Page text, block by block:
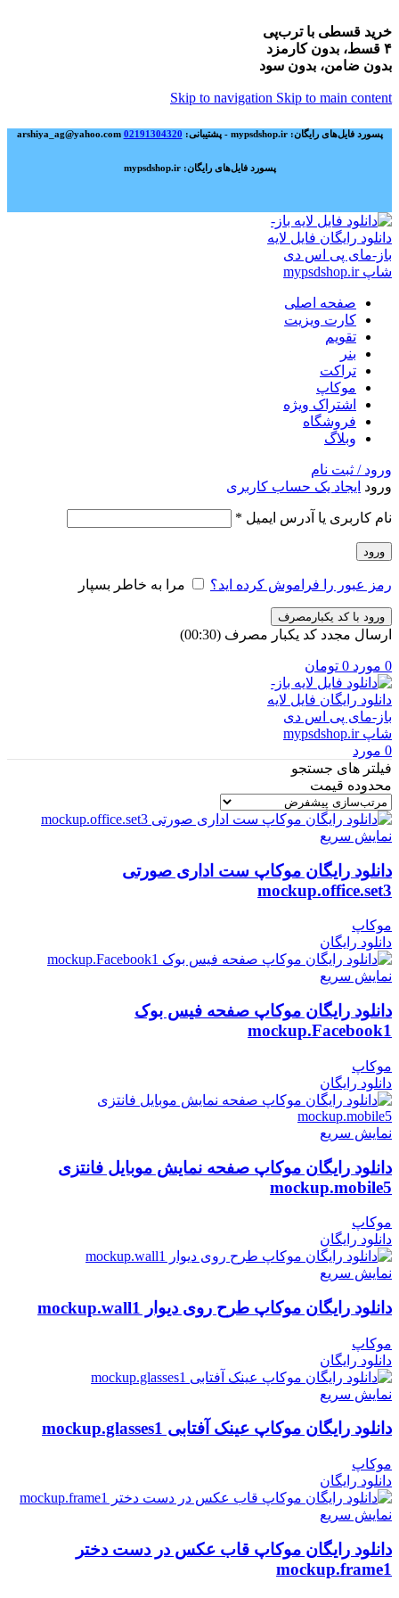
خرید قسطی با ترب‌پی
۴ قسط، بدون کارمزد
بدون ضامن، بدون سود
Skip to navigation Skip to main content
پسورد فایل‌های رایگان: mypsdshop.ir - پشتیبانی: arshiya_ag@yahoo.com 02191304320
پسورد فایل‌های رایگان: mypsdshop.ir
صفحه اصلی
کارت ویزیت
تقویم
بنر
تراکت
موکاپ
اشتراک ویژه
فروشگاه
وبلاگ
ورود / ثبت نام
ورود ایجاد یک حساب کاربری
نام کاربری یا آدرس ایمیل *
ورود
رمز عبور را فراموش کرده اید؟ مرا به خاطر بسپار
ورود با کد یکبارمصرف
ارسال مجدد کد یکبار مصرف (00:
30
)
0 مورد 0 تومان
0 مورد
فیلتر های جستجو
محدوده قیمت
نمایش سریع
دانلود رایگان موکاپ ست اداری صورتی
mockup.office.set3
موکاپ
دانلود رایگان
نمایش سریع
دانلود رایگان موکاپ صفحه فیس بوک
mockup.Facebook1
موکاپ
دانلود رایگان
نمایش سریع
دانلود رایگان موکاپ صفحه نمایش موبایل فانتزی
mockup.mobile5
موکاپ
دانلود رایگان
نمایش سریع
دانلود رایگان موکاپ طرح روی دیوار mockup.wall1
موکاپ
دانلود رایگان
نمایش سریع
دانلود رایگان موکاپ عینک آفتابی mockup.glasses1
موکاپ
دانلود رایگان
نمایش سریع
دانلود رایگان موکاپ قاب عکس در دست دختر
mockup.frame1